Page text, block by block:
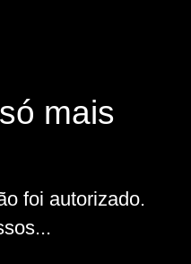
mais
foi autorizado.